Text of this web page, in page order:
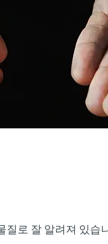
질로 잘 알려져 있습